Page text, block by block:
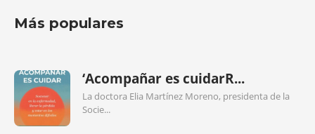
Más populares
‘Acompañar es cuidarR...
La doctora Elia Martínez Moreno, presidenta de la
Socie...